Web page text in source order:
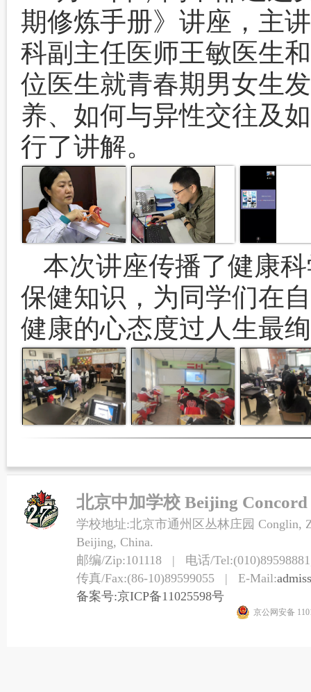
期修炼手册》讲座，主
科副主任医师王敏医生
位医生就青春期男女生
养、如何与异性交往及
行了讲解。
本次讲座传播了健康
保健知识，为同学们在
健康的心态度过人生最
北京中加学校 Beijing Concord
学校地址:北京市通州区丛林庄园 Conglin,
Beijing, China.
邮编/Zip:101118 | 电话/
传真/Fax:(86-10)89599055 | E-Mail:
备案号:京ICP备11025598号
京公网安备